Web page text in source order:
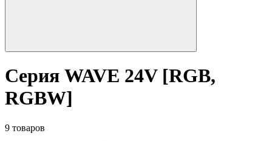
Серия WAVE 24V [RGB,
RGBW]
9 товаров